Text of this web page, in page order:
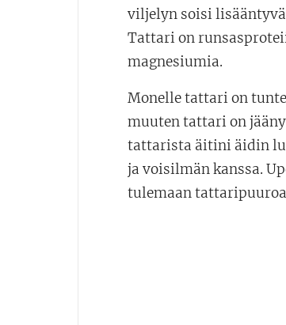
viljelyn soisi
Tattari on
magnesiumia.
Monelle tattari on
muuten tattari on
tattarista äitini äidin
ja voisilmän kanssa.
tulemaan